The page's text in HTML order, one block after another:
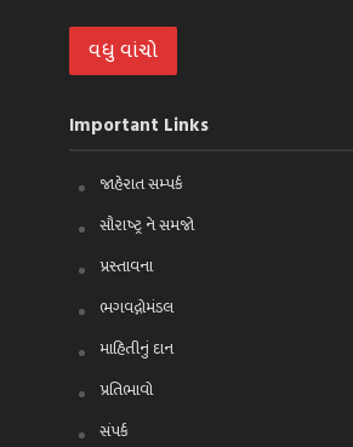
વધુ વાંચો
Important Links
જાહેરાત સમ્પર્ક
સૌરાષ્ટ્ર ને સમજો
પ્રસ્તાવના
ભગવદ્ગોમંડલ
માહિતીનું દાન
પ્રતિભાવો
સંપર્ક